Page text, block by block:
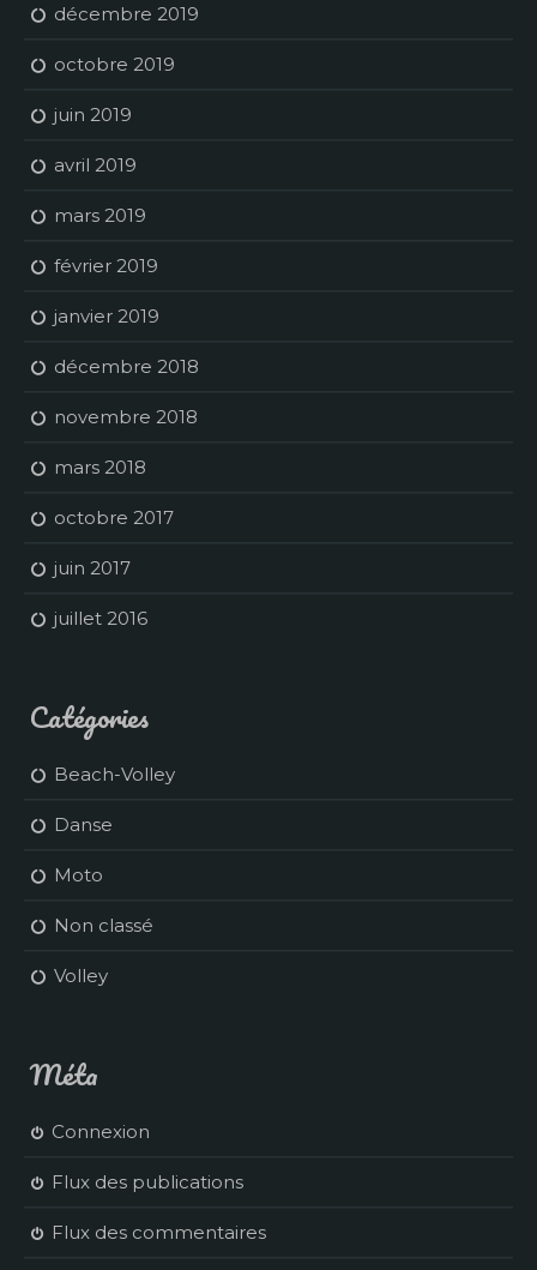
décembre 2019
octobre 2019
juin 2019
avril 2019
mars 2019
février 2019
janvier 2019
décembre 2018
novembre 2018
mars 2018
octobre 2017
juin 2017
juillet 2016
Catégories
Beach-Volley
Danse
Moto
Non classé
Volley
Méta
Connexion
Flux des publications
Flux des commentaires